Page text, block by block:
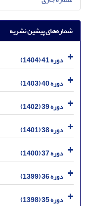
شماره‌های پیشین نشریه
دوره 41 (1404)
دوره 40 (1403)
دوره 39 (1402)
دوره 38 (1401)
دوره 37 (1400)
دوره 36 (1399)
دوره 35 (1398)